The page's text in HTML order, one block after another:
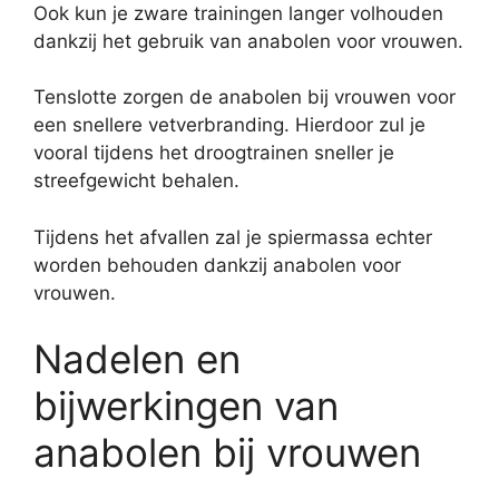
Ook kun je zware trainingen langer volhouden
dankzij het gebruik van anabolen voor vrouwen.
Tenslotte zorgen de anabolen bij vrouwen voor
een snellere vetverbranding. Hierdoor zul je
vooral tijdens het droogtrainen sneller je
streefgewicht behalen.
Tijdens het afvallen zal je spiermassa echter
worden behouden dankzij anabolen voor
vrouwen.
Nadelen en
bijwerkingen van
anabolen bij vrouwen